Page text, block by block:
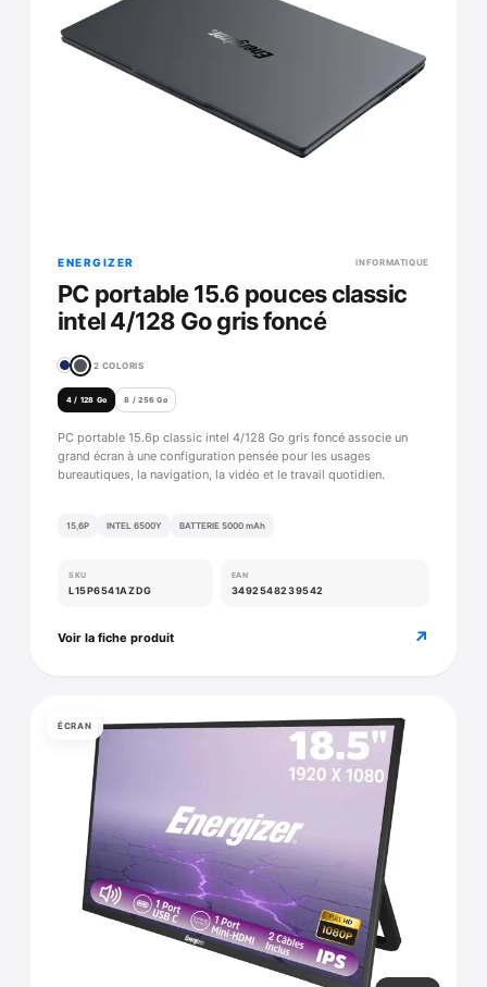
ENERGIZER INFORMATIQUE
PC portable 15.6 pouces classic
intel 4/128 Go gris foncé
2 COLORIS
4 / 128 Go 8 / 256 Go
PC portable 15.6p classic intel 4/128 Go gris foncé associe un
grand écran à une configuration pensée pour les usages
bureautiques, la navigation, la vidéo et le travail quotidien.
15,6P INTEL 6500Y BATTERIE 5000 mAh
SKU
L15P6541AZDG
EAN
3492548239542
Voir la fiche produit ↗
ÉCRAN